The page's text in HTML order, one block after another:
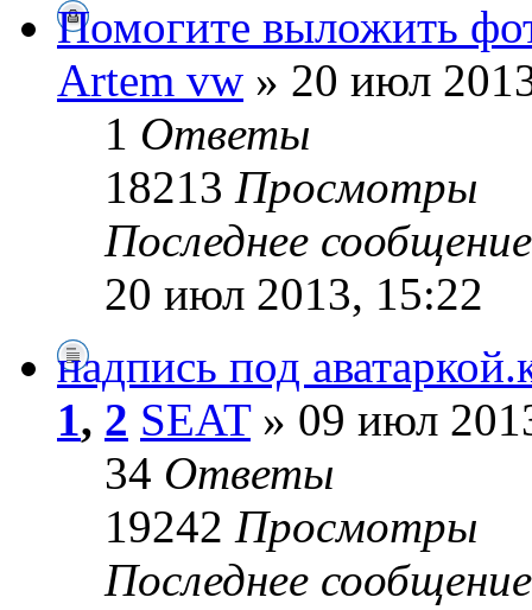
Помогите выложить
Artem vw » 20 июл
1 Ответы
18213 Просмотры
Последнее
20 июл 2013, 15:22
надпись под
1, 2 SEAT» 09 июл
34 Ответы
19242 Просмотры
Последнее